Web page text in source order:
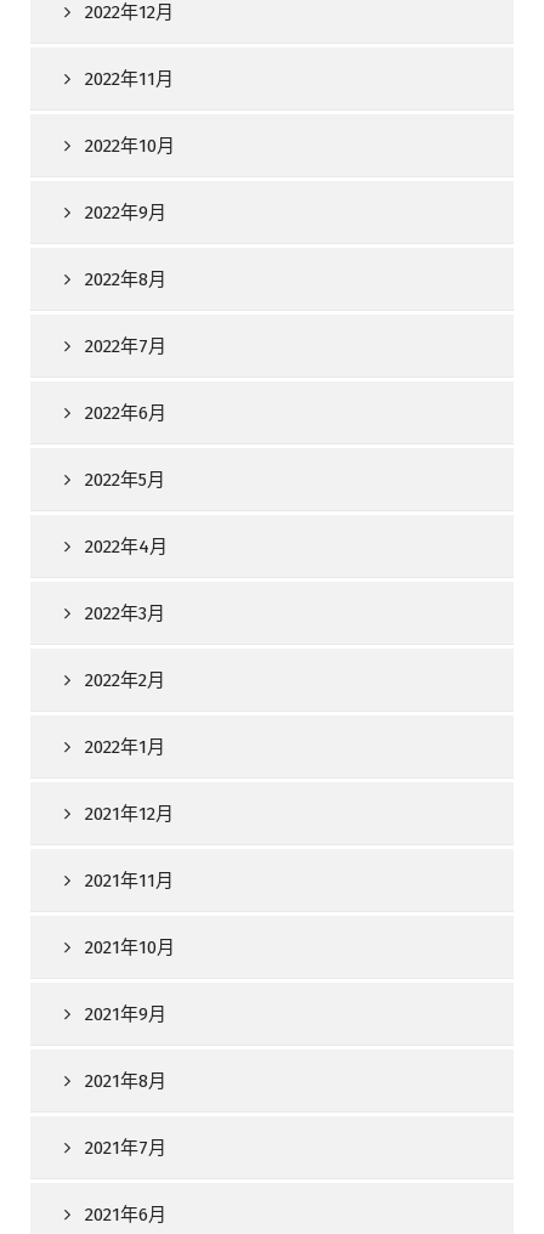
2022年12月
2022年11月
2022年10月
2022年9月
2022年8月
2022年7月
2022年6月
2022年5月
2022年4月
2022年3月
2022年2月
2022年1月
2021年12月
2021年11月
2021年10月
2021年9月
2021年8月
2021年7月
2021年6月